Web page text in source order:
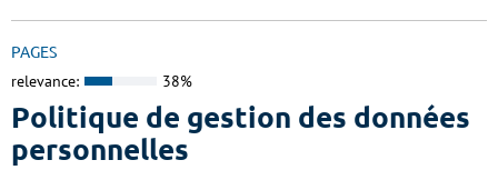
PAGES
relevance: 38%
Politique de gestion des données
personnelles